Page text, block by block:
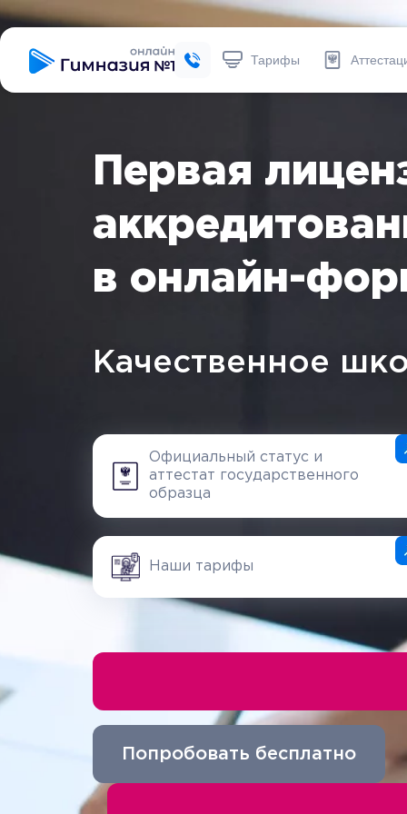
Тарифы
Первая
в онлайн-
Качественное
Попробовать бесплатно
Официальный статус и
аттестат государственного
образца
Наши тарифы